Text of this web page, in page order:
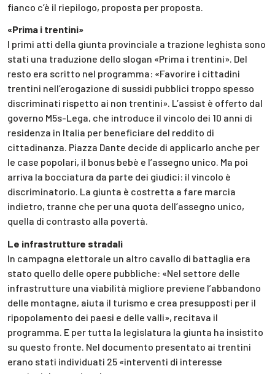
fianco c’è il riepilogo, proposta per proposta.
«Prima i trentini»
I primi atti della giunta provinciale a trazione leghista sono
stati una traduzione dello slogan «Prima i trentini». Del
resto era scritto nel programma: «Favorire i cittadini
trentini nell’erogazione di sussidi pubblici troppo spesso
discriminati rispetto ai non trentini». L’assist è offerto dal
governo M5s-Lega, che introduce il vincolo dei 10 anni di
residenza in Italia per beneficiare del reddito di
cittadinanza. Piazza Dante decide di applicarlo anche per
le case popolari, il bonus bebè e l’assegno unico. Ma poi
arriva la bocciatura da parte dei giudici: il vincolo è
discriminatorio. La giunta è costretta a fare marcia
indietro, tranne che per una quota dell’assegno unico,
quella di contrasto alla povertà.
Le infrastrutture stradali
In campagna elettorale un altro cavallo di battaglia era
stato quello delle opere pubbliche: «Nel settore delle
infrastrutture una viabilità migliore previene l’abbandono
delle montagne, aiuta il turismo e crea presupposti per il
ripopolamento dei paesi e delle valli», recitava il
programma. E per tutta la legislatura la giunta ha insistito
su questo fronte. Nel documento presentato ai trentini
erano stati individuati 25 «interventi di interesse